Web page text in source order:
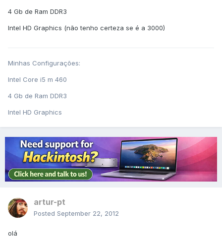
4 Gb de Ram DDR3
Intel HD Graphics (não tenho certeza se é a 3000)
Minhas Configurações:
Intel Core i5 m 460
4 Gb de Ram DDR3
Intel HD Graphics
artur-pt
Posted September 22, 2012
olá